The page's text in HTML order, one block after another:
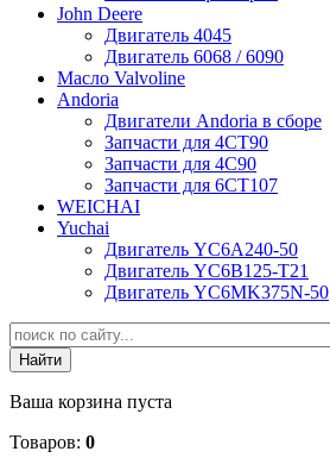
John Deere
Двигатель 4045
Двигатель 6068 / 6090
Масло Valvoline
Andoria
Двигатели Andoria в сборе
Запчасти для 4CT90
Запчасти для 4С90
Запчасти для 6CT107
WEICHAI
Yuchai
Двигатель YC6A240-50
Двигатель YC6B125-T21
Двигатель YC6MK375N-50
Ваша корзина пуста
Товаров: 0